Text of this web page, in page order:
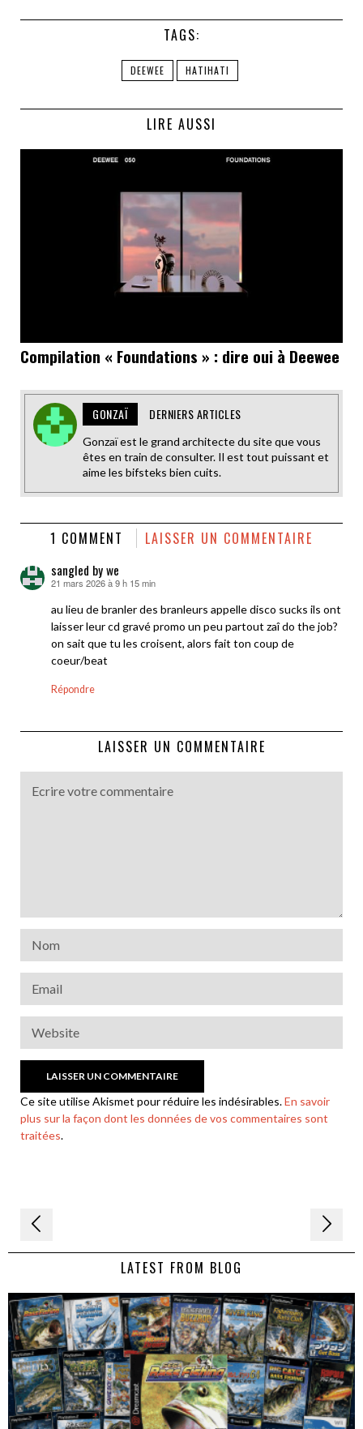
TAGS:
DEEWEE HATIHATI
LIRE AUSSI
Compilation « Foundations » : dire oui à Deewee
GONZAÏ DERNIERS ARTICLES
Gonzaï est le grand architecte du site que vous
êtes en train de consulter. Il est tout puissant et
aime les bifsteks bien cuits.
1 COMMENT LAISSER UN COMMENTAIRE
sangled by we
dit :
21 mars 2026 à 9 h 15 min
au lieu de branler des branleurs appelle disco sucks ils ont
laisser leur cd gravé promo un peu partout zaî do the job?
on sait que tu les croisent, alors fait ton coup de
coeur/beat
Répondre
LAISSER UN COMMENTAIRE
Ce site utilise Akismet pour réduire les indésirables.En savoir
plus sur la façon dont les données de vos commentaires sont
traitées.
Navigation
de LATEST FROM BLOG